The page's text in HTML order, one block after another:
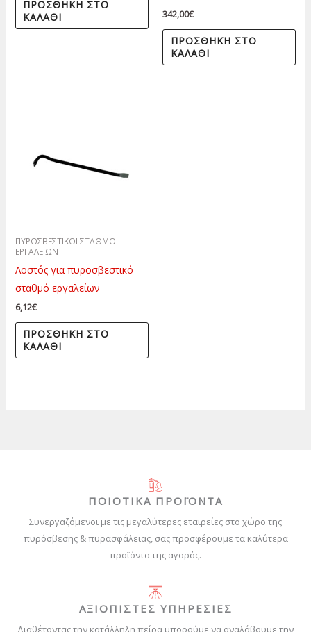
ΠΡΟΣΘΉΚΗ ΣΤΟ
ΚΑΛΆΘΙ
342,00€
ΠΡΟΣΘΉΚΗ ΣΤΟ
ΚΑΛΆΘΙ
ΠΥΡΟΣΒΕΣΤΙΚΟΙ ΣΤΑΘΜΟΙ
ΕΡΓΑΛΕΙΩΝ
Λοστός για πυροσβεστικό
σταθμό εργαλείων
6,12€
ΠΡΟΣΘΉΚΗ ΣΤΟ
ΚΑΛΆΘΙ
ΠΟΙΟΤΙΚΑ ΠΡΟΪΟΝΤΑ
Συνεργαζόμενοι με τις μεγαλύτερες εταιρείες στο χώρο της
πυρόσβεσης & πυρασφάλειας, σας προσφέρουμε τα καλύτερα
προϊόντα της αγοράς.
ΑΞΙΟΠΙΣΤΕΣ ΥΠΗΡΕΣΙΕΣ
Διαθέτοντας την κατάλληλη πείρα μπορούμε να αναλάβουμε την